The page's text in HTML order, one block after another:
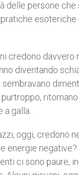
delle persone che
esoteriche
credono davvero
diventando
ritornano
galla.
oggi, credono
energie negative?
ci sono paure,